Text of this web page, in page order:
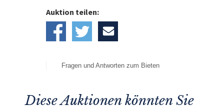
Auktion teilen:
Fragen und Antworten zum Bieten
Diese Auktionen könnten Sie